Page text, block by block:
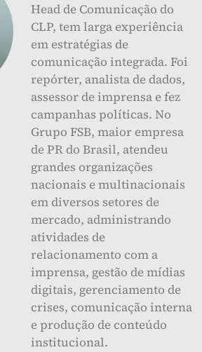
Head de Comunicação do
CLP, tem larga experiência
em estratégias de
comunicação integrada. Foi
repórter, analista de dados,
assessor de imprensa e fez
campanhas políticas. No
Grupo FSB, maior empresa
de PR do Brasil, atendeu
grandes organizações
nacionais e multinacionais
em diversos setores de
mercado, administrando
atividades de
relacionamento com a
imprensa, gestão de mídias
digitais, gerenciamento de
crises, comunicação interna
e produção de conteúdo
institucional.